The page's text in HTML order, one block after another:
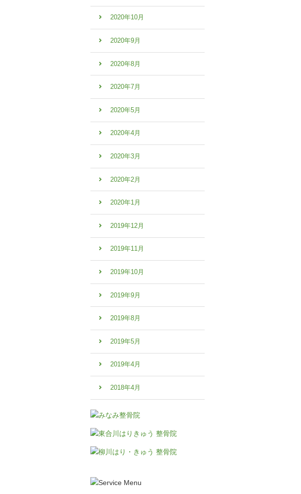
2020年10月
2020年9月
2020年8月
2020年7月
2020年5月
2020年4月
2020年3月
2020年2月
2020年1月
2019年12月
2019年11月
2019年10月
2019年9月
2019年8月
2019年5月
2019年4月
2018年4月